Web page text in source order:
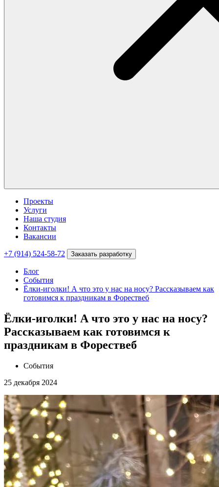
Проекты
Услуги
Наша студия
Контакты
Вакансии
+7 (914) 524-58-72 Заказать разработку
Блог
События
Ёлки-иголки! А что это у нас на носу? Рассказываем как
готовимся к праздникам в Форествеб
Ёлки-иголки! А что это у нас на носу?
Рассказываем как готовимся к
праздникам в Форествеб
События
25 декабря 2024